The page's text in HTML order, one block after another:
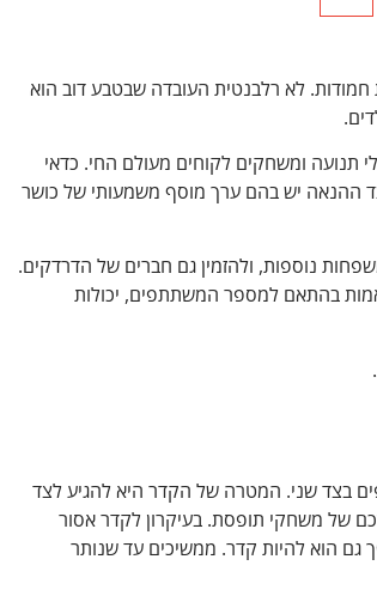
לא רלבנטית העובדה שבטבע דוב הוא
תנועה ומשחקים לקוחים מעולם החי. כדאי
ההנאה יש בהם ערך מוסף משמעותי של כושר
נוספות, ולהזמין גם חברים של הדרדקים.
בהתאם למספר המשתתפים, יכולות
בצד שני. המטרה של הקדר היא להגיע לצד
של משחקי תופסת. בעיקרון לקדר אסור
גם הוא להיות קדר. ממשיכים עד שנותר